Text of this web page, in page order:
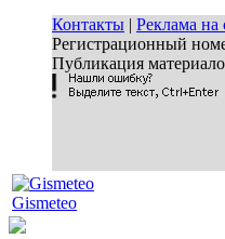
Контакты | Реклама на
Регистрационный
Публикация
Gismeteo